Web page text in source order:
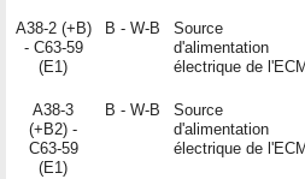
A38-2 (+B)
- C63-59
(E1)
B - W-B
Source
d'alimentation
électrique de l'ECM
A38-3
(+B2) -
C63-59
(E1)
B - W-B
Source
d'alimentation
électrique de l'ECM